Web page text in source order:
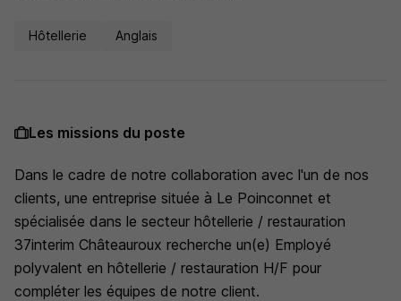
Hôtellerie Anglais
Les missions du poste
Dans le cadre de notre collaboration avec l'un de nos
clients, une entreprise située à Le Poinconnet et
spécialisée dans le secteur hôtellerie / restauration
37interim Châteauroux recherche un(e) Employé
polyvalent en hôtellerie / restauration H/F pour
compléter les équipes de notre client.